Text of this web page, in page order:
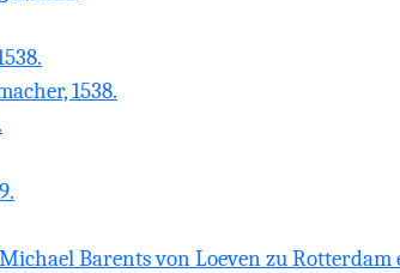
1538.
Barents von Loeven zu Rotterdam